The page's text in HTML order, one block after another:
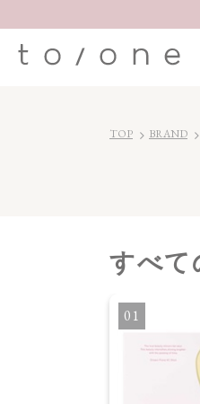
TOP BRAND
すべて
1